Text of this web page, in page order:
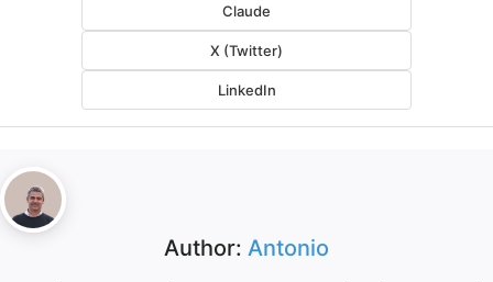
Claude
X (Twitter)
LinkedIn
Author: Antonio